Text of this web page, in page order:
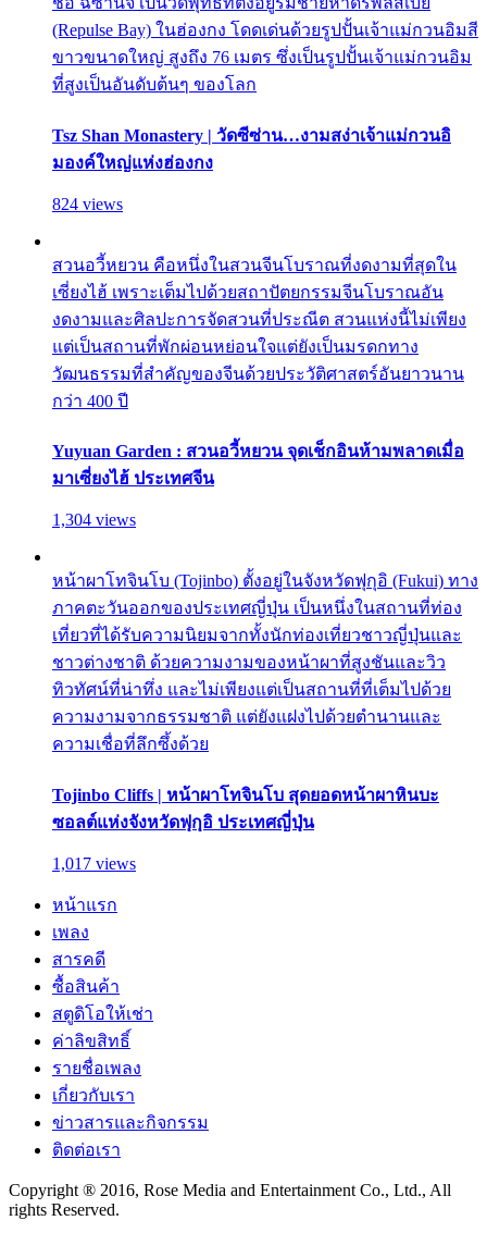
(Repulse Bay) ในฮ่องกง โดดเด่นด้วยรูปปั้นเจ้าแม่กวนอิมสี
ขาวขนาดใหญ่ สูงถึง 76 เมตร ซึ่งเป็นรูปปั้นเจ้าแม่กวนอิม
ที่สูงเป็นอันดับต้นๆ ของโลก
Tsz Shan Monastery | วัดซีซ่าน…งามสง่าเจ้าแม่กวนอิ
มองค์ใหญ่แห่งฮ่องกง
824 views
สวนอวี้หยวน คือหนึ่งในสวนจีนโบราณที่งดงามที่สุดใน
เซี่ยงไฮ้ เพราะเต็มไปด้วยสถาปัตยกรรมจีนโบราณอัน
งดงามและศิลปะการจัดสวนที่ประณีต สวนแห่งนี้ไม่เพียง
แต่เป็นสถานที่พักผ่อนหย่อนใจแต่ยังเป็นมรดกทาง
วัฒนธรรมที่สำคัญของจีนด้วยประวัติศาสตร์อันยาวนาน
กว่า 400 ปี
Yuyuan Garden : สวนอวี้หยวน จุดเช็กอินห้ามพลาดเมื่อ
มาเซี่ยงไฮ้ ประเทศจีน
1,304 views
หน้าผาโทจินโบ (Tojinbo) ตั้งอยู่ในจังหวัดฟุกุอิ (Fukui) ทาง
ภาคตะวันออกของประเทศญี่ปุ่น เป็นหนึ่งในสถานที่ท่อง
เที่ยวที่ได้รับความนิยมจากทั้งนักท่องเที่ยวชาวญี่ปุ่นและ
ชาวต่างชาติ ด้วยความงามของหน้าผาที่สูงชันและวิว
ทิวทัศน์ที่น่าทึ่ง และไม่เพียงแต่เป็นสถานที่ที่เต็มไปด้วย
ความงามจากธรรมชาติ แต่ยังแฝงไปด้วยตำนานและ
ความเชื่อที่ลึกซึ้งด้วย
Tojinbo Cliffs | หน้าผาโทจินโบ สุดยอดหน้าผาหินบะ
ซอลต์แห่งจังหวัดฟุกุอิ ประเทศญี่ปุ่น
1,017 views
หน้าแรก
เพลง
สารคดี
ซื้อสินค้า
สตูดิโอให้เช่า
ค่าลิขสิทธิ์
รายชื่อเพลง
เกี่ยวกับเรา
ข่าวสารและกิจกรรม
ติดต่อเรา
Copyright ® 2016, Rose Media and Entertainment Co., Ltd., All
rights Reserved.